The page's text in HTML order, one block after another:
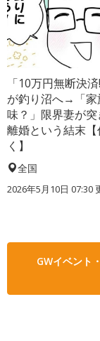
「10万円無断決
が釣り沼へ→「家
味？」限界妻が突
離婚という結末
く】
全国
2026年5月10日 07:30
GWイベント